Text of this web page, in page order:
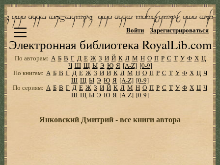
Электронная библиотека RoyalLib.com
Войти Зарегистрироваться
По авторам: А Б В Г Д Е Ж З И Й К Л М Н О П Р С Т У Ф Х Ц
Ч Ш Щ Ы Э Ю Я [A-Z] [0-9]
По книгам: А Б В Г Д Е Ж З И Й К Л М Н О П Р С Т У Ф Х Ц Ч
Ш Щ Ы Э Ю Я [A-Z] [0-9]
По сериям: А Б В Г Д Е Ж З И Й К Л М Н О П Р С Т У Ф Х Ц Ч
Ш Щ Ы Э Ю Я [A-Z] [0-9]
Янковский Дмитрий - все книги автора